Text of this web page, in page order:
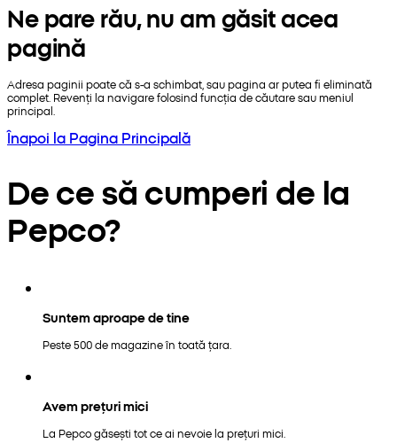
Ne pare rău, nu am găsit acea
pagină
Adresa paginii poate că s-a schimbat, sau pagina ar putea fi eliminată
complet. Revenți la navigare folosind funcția de căutare sau meniul
principal.
Înapoi la Pagina Principală
De ce să cumperi de la
Pepco?
Suntem aproape de tine
Peste 500 de magazine în toată țara.
Avem prețuri mici
La Pepco găsești tot ce ai nevoie la prețuri mici.